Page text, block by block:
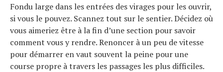
Fondu large dans les entrées des virages pour les ouvrir,
si vous le pouvez. Scannez tout sur le sentier. Décidez où
vous aimeriez être à la fin d’une section pour savoir
comment vous y rendre. Renoncer à un peu de vitesse
pour démarrer en vaut souvent la peine pour une
course propre à travers les passages les plus difficiles.